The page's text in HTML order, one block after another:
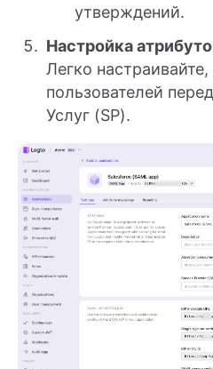
утверждений.
Настройка
Легко
пользователей
Услуг (SP).